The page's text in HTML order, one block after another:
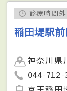
診療時間外
稲田堤駅
神奈川県
044-712-